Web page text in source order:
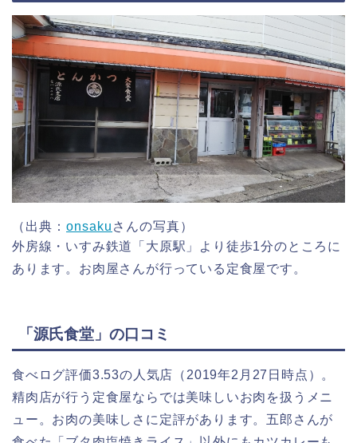
（出典： onsaku さんの写真）
外房線・いすみ鉄道「大原駅」より徒歩1分のところに
あります。お肉屋さんが行っている定食屋です。
「源氏食堂」の口コミ
食べログ評価3.53の人気店（2019年2月27日時点）。
精肉店が行う定食屋ならでは美味しいお肉を扱うメニ
ュー。お肉の美味しさに定評があります。五郎さんが